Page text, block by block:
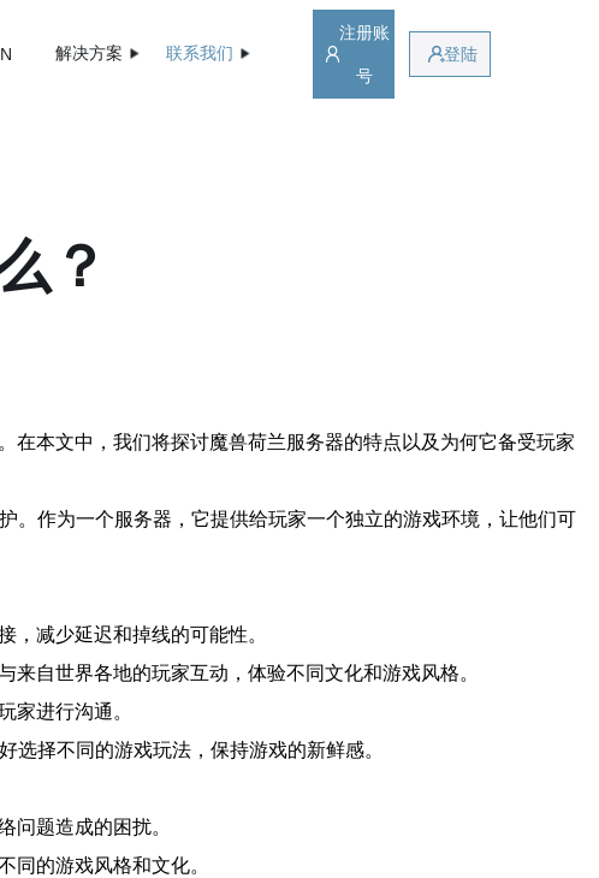
解决方案 联系我们
注册账
号
登陆
？
本文中，我们将探讨魔兽荷兰服务器的特点以及为何它备受玩家
。作为一个服务器，它提供给玩家一个独立的游戏环境，让他们可
，减少延迟和掉线的可能性。
自世界各地的玩家互动，体验不同文化和游戏风格。
家进行沟通。
择不同的游戏玩法，保持游戏的新鲜感。
问题造成的困扰。
同的游戏风格和文化。